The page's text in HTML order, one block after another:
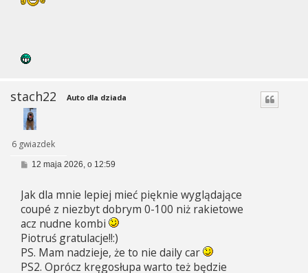
stach22
6 gwiazdek
Auto dla dziada
P
t
12 maja 2026, o 12:59
Jak dla mnie lepiej mieć pięknie wyglądające
coupé z niezbyt dobrym 0-100 niż rakietowe
acz nudne kombi
Piotruś gratulacje!!:)
PS. Mam nadzieje, że to nie daily car
PS2. Oprócz kręgosłupa warto też będzie